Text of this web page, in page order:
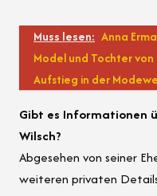
Muss lesen: Anna
Model und Tochter von
Aufstieg in der
Gibt es Informationen
Wilsch?
Abgesehen von seiner
weiteren privaten